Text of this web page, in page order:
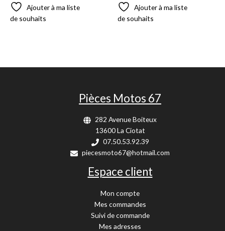
Ajouter à ma liste
de souhaits
Ajouter à ma liste
de souhaits
Pièces Motos 67
282 Avenue Boiteux
13600 La Ciotat
07.50.53.92.39
piecesmoto67@hotmail.com
Espace client
Mon compte
Mes commandes
Suivi de commande
Mes adresses